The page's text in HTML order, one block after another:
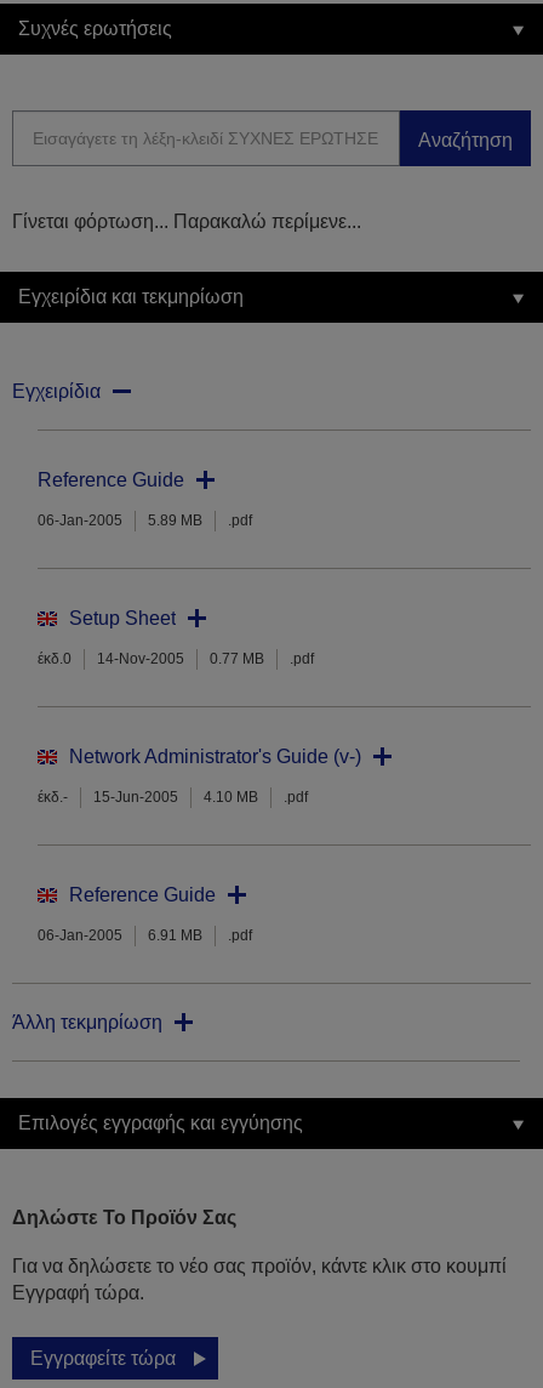
Συχνές ερωτήσεις
Αναζήτηση
Γίνεται φόρτωση... Παρακαλώ περίμενε...
Εγχειρίδια και τεκμηρίωση
Εγχειρίδια
Reference Guide
06-Jan-2005 5.89 MB .pdf
Setup Sheet
έκδ.0 14-Nov-2005 0.77 MB .pdf
Network Administrator's Guide (v-)
έκδ.- 15-Jun-2005 4.10 MB .pdf
Reference Guide
06-Jan-2005 6.91 MB .pdf
Άλλη τεκμηρίωση
Επιλογές εγγραφής και εγγύησης
Δηλώστε Το Προϊόν Σας
Για να δηλώσετε το νέο σας προϊόν, κάντε κλικ στο κουμπί
Εγγραφή τώρα.
Εγγραφείτε τώρα